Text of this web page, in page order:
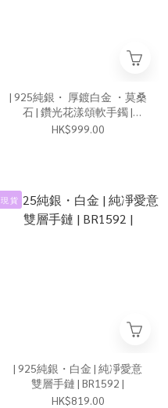
| 925純銀・ 厚鍍白金 ・莫桑
石 | 鑽光花漾頌軟手鐲 |
BR1597 |
HK$999.00
現 貨
| 925純銀・白金 | 純凈愛意
雙層手鏈 | BR1592 |
HK$819.00